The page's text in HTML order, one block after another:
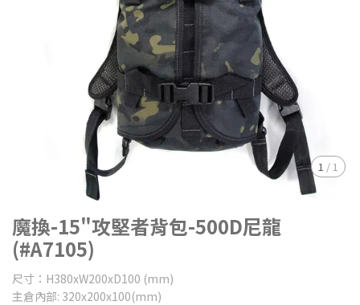
1 / 1
魔換-15"攻堅者背包-500D尼龍
(#A7105)
尺寸：H380xW200xD100 (mm)
主倉內部: 320x200x100(mm)